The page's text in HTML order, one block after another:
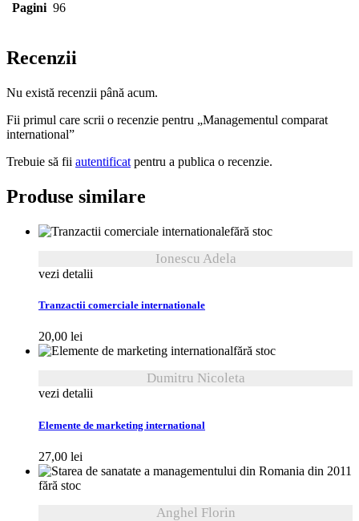
Pagini 96
Recenzii
Nu există recenzii până acum.
Fii primul care scrii o recenzie pentru „Managementul comparat
international”
Trebuie să fii autentificat pentru a publica o recenzie.
Produse similare
fără stoc
Ionescu Adela
vezi detalii
Tranzactii comerciale internationale
20,00 lei
fără stoc
Dumitru Nicoleta
vezi detalii
Elemente de marketing international
27,00 lei
fără stoc
Anghel Florin